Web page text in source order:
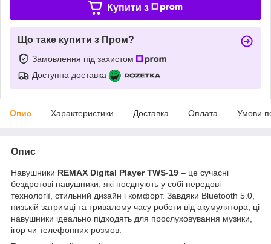
Купити з
Що таке купити з Пром?
Замовлення під захистом
Доступна доставка
Опис Характеристики Доставка Оплата Умови
Опис
Навушники REMAX Digital Player TWS-19 – це сучасні
бездротові навушники, які поєднують у собі передові
технології, стильний дизайн і комфорт. Завдяки Bluetooth 5.0,
низькій затримці та тривалому часу роботи від акумулятора, ці
навушники ідеально підходять для прослуховування музики,
ігор чи телефонних розмов.